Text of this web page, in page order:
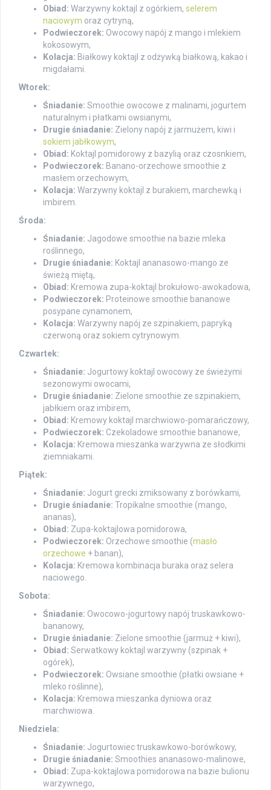
Obiad: Warzywny koktajl z ogórkiem, selerem
naciowym oraz cytryną,
Podwieczorek: Owocowy napój z mango i mlekiem
kokosowym,
Kolacja: Białkowy koktajl z odżywką białkową, kakao i
migdałami.
Wtorek:
Śniadanie: Smoothie owocowe z malinami, jogurtem
naturalnym i płatkami owsianymi,
Drugie śniadanie: Zielony napój z jarmużem, kiwi i
sokiem jabłkowym,
Obiad: Koktajl pomidorowy z bazylią oraz czosnkiem,
Podwieczorek: Banano-orzechowe smoothie z
masłem orzechowym,
Kolacja: Warzywny koktajl z burakiem, marchewką i
imbirem.
Środa:
Śniadanie: Jagodowe smoothie na bazie mleka
roślinnego,
Drugie śniadanie: Koktajl ananasowo-mango ze
świeżą miętą,
Obiad: Kremowa zupa-koktajl brokułowo-awokadowa,
Podwieczorek: Proteinowe smoothie bananowe
posypane cynamonem,
Kolacja: Warzywny napój ze szpinakiem, papryką
czerwoną oraz sokiem cytrynowym.
Czwartek:
Śniadanie: Jogurtowy koktajl owocowy ze świeżymi
sezonowymi owocami,
Drugie śniadanie: Zielone smoothie ze szpinakiem,
jabłkiem oraz imbirem,
Obiad: Kremowy koktajl marchwiowo-pomarańczowy,
Podwieczorek: Czekoladowe smoothie bananowe,
Kolacja: Kremowa mieszanka warzywna ze słodkimi
ziemniakami.
Piątek:
Śniadanie: Jogurt grecki zmiksowany z borówkami,
Drugie śniadanie: Tropikalne smoothie (mango,
ananas),
Obiad: Zupa-koktajlowa pomidorowa,
Podwieczorek: Orzechowe smoothie (masło
orzechowe + banan),
Kolacja: Kremowa kombinacja buraka oraz selera
naciowego.
Sobota:
Śniadanie: Owocowo-jogurtowy napój truskawkowo-
bananowy,
Drugie śniadanie: Zielone smoothie (jarmuż + kiwi),
Obiad: Serwatkowy koktajl warzywny (szpinak +
ogórek),
Podwieczorek: Owsiane smoothie (płatki owsiane +
mleko roślinne),
Kolacja: Kremowa mieszanka dyniowa oraz
marchwiowa.
Niedziela:
Śniadanie: Jogurtowiec truskawkowo-borówkowy,
Drugie śniadanie: Smoothies ananasowo-malinowe,
Obiad: Zupa-koktajlowa pomidorowa na bazie bulionu
warzywnego,